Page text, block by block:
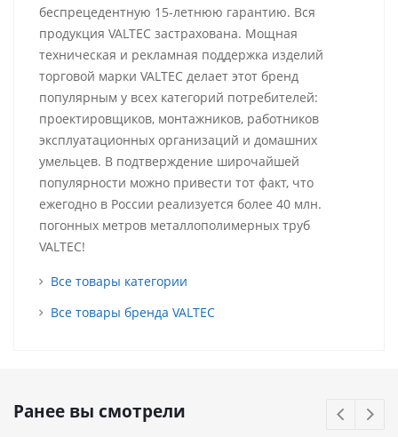
беспрецедентную 15-летнюю гарантию. Вся
продукция VALTEC застрахована. Мощная
техническая и рекламная поддержка изделий
торговой марки VALTEC делает этот бренд
популярным у всех категорий потребителей:
проектировщиков, монтажников, работников
эксплуатационных организаций и домашних
умельцев. В подтверждение широчайшей
популярности можно привести тот факт, что
ежегодно в России реализуется более 40 млн.
погонных метров металлополимерных труб
VALTEC!
Все товары категории
Все товары бренда VALTEC
Ранее вы смотрели